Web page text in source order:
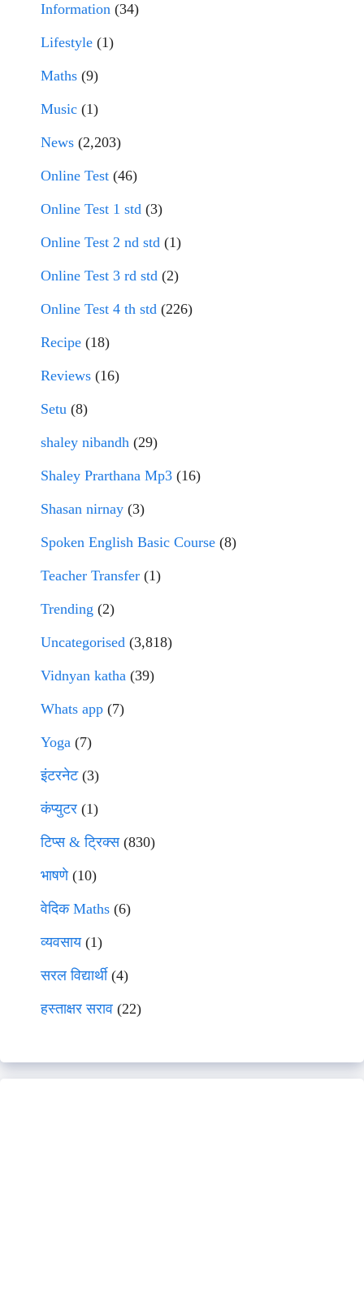
Information (34)
Lifestyle (1)
Maths (9)
Music (1)
News (2,203)
Online Test (46)
Online Test 1 std (3)
Online Test 2 nd std (1)
Online Test 3 rd std (2)
Online Test 4 th std (226)
Recipe (18)
Reviews (16)
Setu (8)
shaley nibandh (29)
Shaley Prarthana Mp3 (16)
Shasan nirnay (3)
Spoken English Basic Course (8)
Teacher Transfer (1)
Trending (2)
Uncategorised (3,818)
Vidnyan katha (39)
Whats app (7)
Yoga (7)
इंटरनेट(3)
कंप्युटर (1)
टिप्स & ट्रिक्स(830)
भाषणे(10)
वेदिक Maths (6)
व्यवसाय(1)
सरल विद्यार्थी(4)
हस्ताक्षर सराव (22)